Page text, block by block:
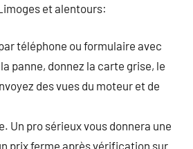
et alentours:
téléphone ou formulaire avec
panne, donnez la carte grise, le
des vues du moteur et de
Un pro sérieux vous donnera une
prix ferme après vérification sur